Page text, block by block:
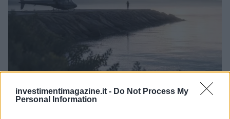
investimentimagazine.it - Do Not Process My
Personal Information
Reparti aeronavali della Guardia di Finanza: controllo del
territorio e contrasto agli illeciti